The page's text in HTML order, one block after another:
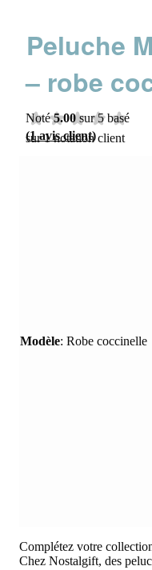
Peluche
– robe
Noté5.00 sur 5 basé
sur1notation client
(1avis client)
Complétez votre
Chez Nostalgift, des
Modèle: Robe coccinelle